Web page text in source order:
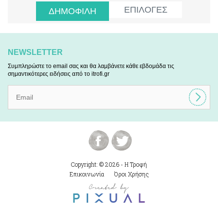
ΔΗΜΟΦΙΛΗ ΕΠΙΛΟΓΕΣ
NEWSLETTER
Συμπληρώστε το email σας και θα λαμβάνετε κάθε εβδομάδα τις
σημαντικότερες ειδήσεις από το itrofi.gr
Copyright: © 2026 - Η Τροφή
Επικοινωνία
Όροι Χρήσης